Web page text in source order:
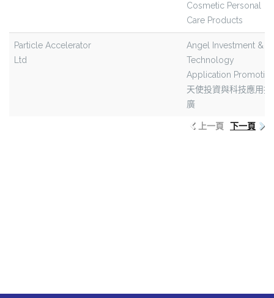
Cosmetic Personal
Care Products
Particle Accelerator
Ltd
Angel Investment &
Technology
Application
天使投資與科技應用推
廣
上一頁 下一頁